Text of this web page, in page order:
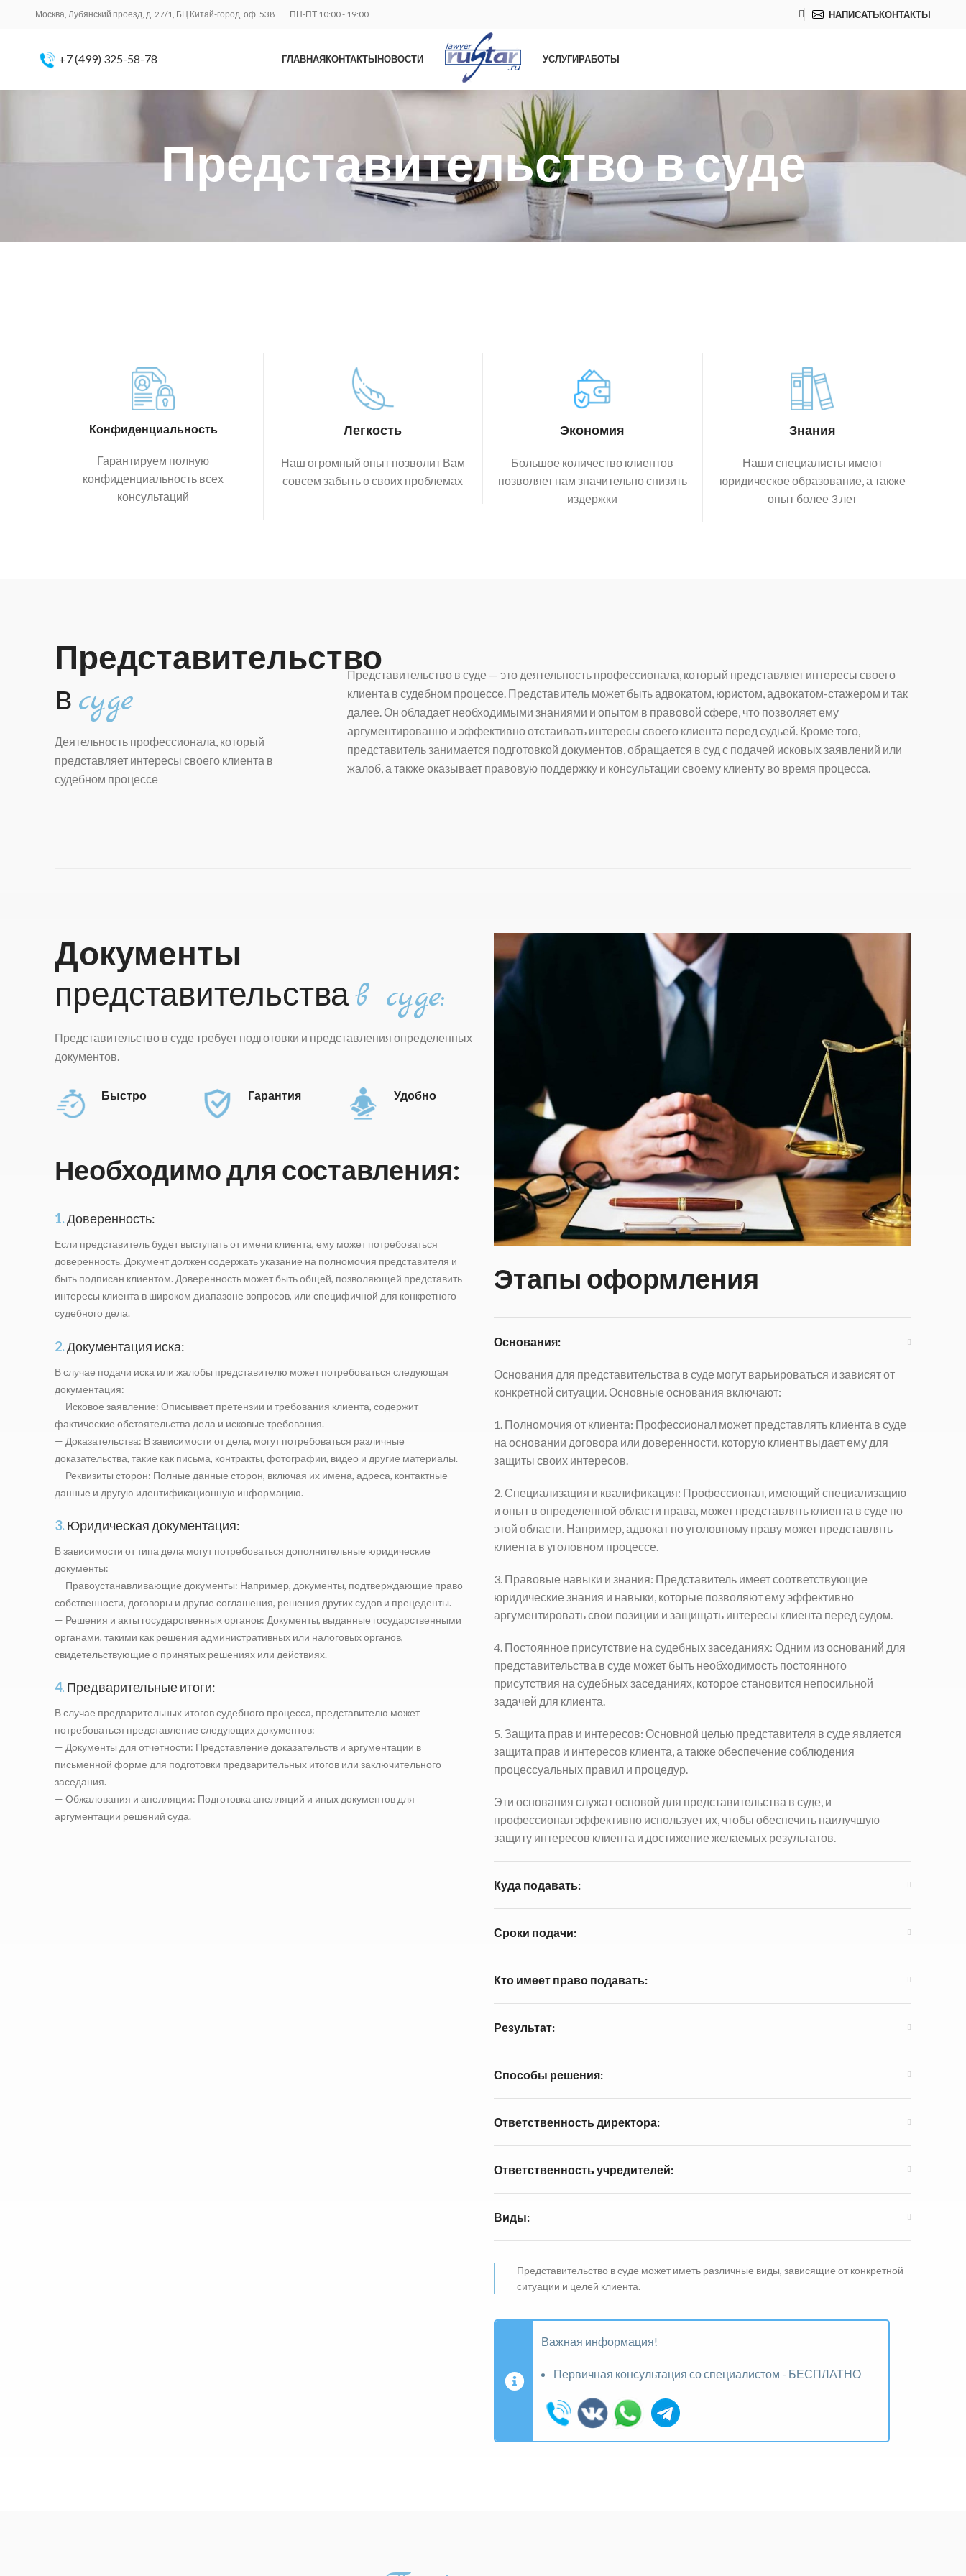
Москва, Лубянский проезд, д. 27/1, БЦ Китай-город, оф. 538 ПН-ПТ 10:00 - 19:00 НАПИСАТЬКОНТАКТЫ
+7 (499) 325-58-78 ГЛАВНАЯКОНТАКТЫНОВОСТИ УСЛУГИРАБОТЫ
Представительство в суде
Конфиденциальность
Гарантируем полную
конфиденциальность всех
консультаций
Легкость
Наш огромный опыт позволит Вам
совсем забыть о своих проблемах
Экономия
Большое количество клиентов
позволяет нам значительно снизить
издержки
Знания
Наши специалисты имеют
юридическое образование, а также
опыт более 3 лет
Представительство
в суде
Деятельность профессионала, который
представляет интересы своего клиента в
судебном процессе
Представительство в суде — это деятельность профессионала, который представляет интересы своего
клиента в судебном процессе. Представитель может быть адвокатом, юристом, адвокатом-стажером и так
далее. Он обладает необходимыми знаниями и опытом в правовой сфере, что позволяет ему
аргументированно и эффективно отстаивать интересы своего клиента перед судьей. Кроме того,
представитель занимается подготовкой документов, обращается в суд с подачей исковых заявлений или
жалоб, а также оказывает правовую поддержку и консультации своему клиенту во время процесса.
Документы
представительствав суде:
Представительство в суде требует подготовки и представления определенных
документов.
Быстро Гарантия Удобно
Необходимо для составления:
1.Доверенность:
Если представитель будет выступать от имени клиента, ему может потребоваться
доверенность. Документ должен содержать указание на полномочия представителя и
быть подписан клиентом. Доверенность может быть общей, позволяющей представить
интересы клиента в широком диапазоне вопросов, или специфичной для конкретного
судебного дела.
2.Документация иска:
В случае подачи иска или жалобы представителю может потребоваться следующая
документация:
— Исковое заявление: Описывает претензии и требования клиента, содержит
фактические обстоятельства дела и исковые требования.
— Доказательства: В зависимости от дела, могут потребоваться различные
доказательства, такие как письма, контракты, фотографии, видео и другие материалы.
— Реквизиты сторон: Полные данные сторон, включая их имена, адреса, контактные
данные и другую идентификационную информацию.
3.Юридическая документация:
В зависимости от типа дела могут потребоваться дополнительные юридические
документы:
— Правоустанавливающие документы: Например, документы, подтверждающие право
собственности, договоры и другие соглашения, решения других судов и прецеденты.
— Решения и акты государственных органов: Документы, выданные государственными
органами, такими как решения административных или налоговых органов,
свидетельствующие о принятых решениях или действиях.
4.Предварительные итоги:
В случае предварительных итогов судебного процесса, представителю может
потребоваться представление следующих документов:
— Документы для отчетности: Представление доказательств и аргументации в
письменной форме для подготовки предварительных итогов или заключительного
заседания.
— Обжалования и апелляции: Подготовка апелляций и иных документов для
аргументации решений суда.
Этапы оформления
Основания:
Основания для представительства в суде могут варьироваться и зависят от
конкретной ситуации. Основные основания включают:
1. Полномочия от клиента: Профессионал может представлять клиента в суде
на основании договора или доверенности, которую клиент выдает ему для
защиты своих интересов.
2. Специализация и квалификация: Профессионал, имеющий специализацию
и опыт в определенной области права, может представлять клиента в суде по
этой области. Например, адвокат по уголовному праву может представлять
клиента в уголовном процессе.
3. Правовые навыки и знания: Представитель имеет соответствующие
юридические знания и навыки, которые позволяют ему эффективно
аргументировать свои позиции и защищать интересы клиента перед судом.
4. Постоянное присутствие на судебных заседаниях: Одним из оснований для
представительства в суде может быть необходимость постоянного
присутствия на судебных заседаниях, которое становится непосильной
задачей для клиента.
5. Защита прав и интересов: Основной целью представителя в суде является
защита прав и интересов клиента, а также обеспечение соблюдения
процессуальных правил и процедур.
Эти основания служат основой для представительства в суде, и
профессионал эффективно использует их, чтобы обеспечить наилучшую
защиту интересов клиента и достижение желаемых результатов.
Куда подавать:
Сроки подачи:
Кто имеет право подавать:
Результат:
Способы решения:
Ответственность директора:
Ответственность учредителей:
Виды:
Представительство в суде может иметь различные виды, зависящие от конкретной
ситуации и целей клиента.
Важная информация!
Первичная консультация со специалистом - БЕСПЛАТНО